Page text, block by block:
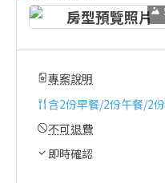
專案說明
含2份早餐/2份午餐/2
不可退費
即時確認